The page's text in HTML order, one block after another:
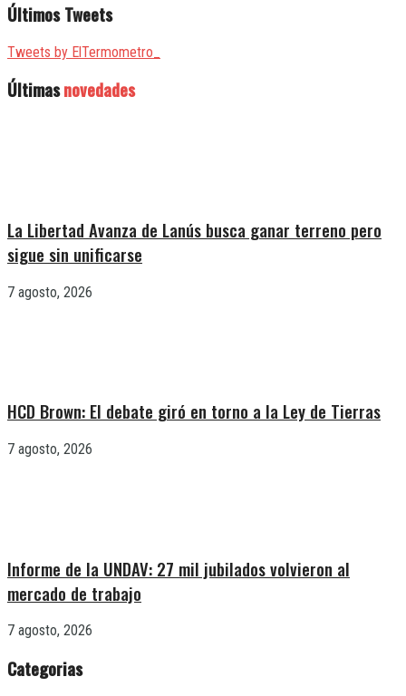
Últimos Tweets
Tweets by ElTermometro_
Últimasnovedades
La Libertad Avanza de Lanús busca ganar terreno pero
sigue sin unificarse
7 agosto, 2026
HCD Brown: El debate giró en torno a la Ley de Tierras
7 agosto, 2026
Informe de la UNDAV: 27 mil jubilados volvieron al
mercado de trabajo
7 agosto, 2026
Categorias